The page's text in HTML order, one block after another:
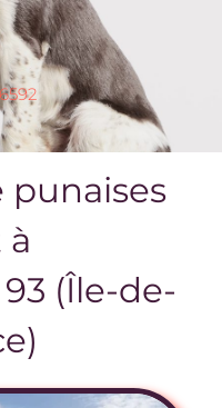
punaises
à
(Île-de-